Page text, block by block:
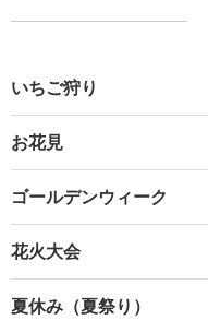
いちご狩り
お花見
ゴールデンウィーク
花火大会
夏休み（夏祭り）